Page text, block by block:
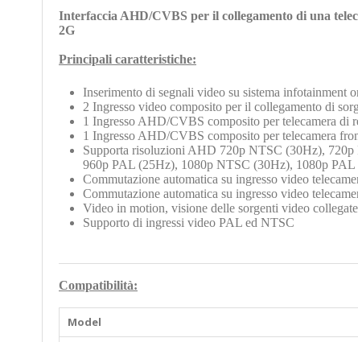
Interfaccia AHD/CVBS per il collegamento di una
2G
Principali caratteristiche:
Inserimento di segnali video su sistema infotainment
2 Ingresso video composito per il collegamento di
1 Ingresso AHD/CVBS composito per telecamera di
1 Ingresso AHD/CVBS composito per telecamera
Supporta risoluzioni AHD 720p NTSC (30Hz),
960p PAL (25Hz), 1080p NTSC (30Hz), 1080p PAL
Commutazione automatica su ingresso video
Commutazione automatica su ingresso video
Video in motion, visione delle sorgenti video
Supporto di ingressi video PAL ed NTSC
Compatibilità:
Model